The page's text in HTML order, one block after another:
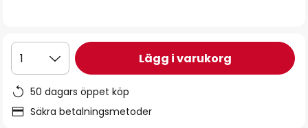
1 Lägg i varukorg
50 dagars öppet köp
Säkra betalningsmetoder